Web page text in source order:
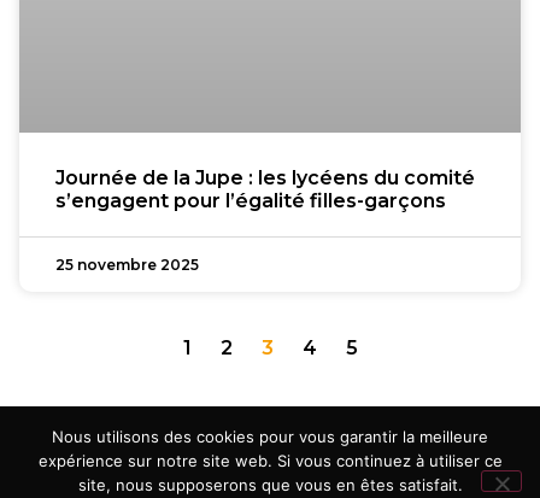
Journée de la Jupe : les lycéens du comité
s’engagent pour l’égalité filles-garçons
25 novembre 2025
1 2 3 4 5
Mentions légales Politique de confidentialité
Contact
RéalisationEkole.fr
Nous utilisons des cookies pour vous garantir la meilleure
expérience sur notre site web. Si vous continuez à utiliser ce
site, nous supposerons que vous en êtes satisfait.